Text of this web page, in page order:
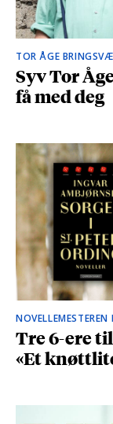
TOR ÅGE
Syv Tor
få med deg
NOVELLEMESTEREN
Tre 6-ere
«Et